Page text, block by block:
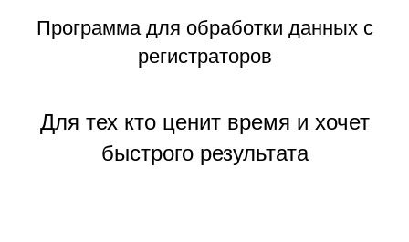
Программа для обработки данных с
регистраторов
Для тех кто ценит время и хочет
быстрого результата